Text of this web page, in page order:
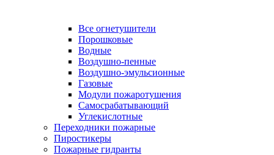
Все огнетушители
Порошковые
Водные
Воздушно-пенные
Воздушно-эмульсионные
Газовые
Модули пожаротушения
Самосрабатывающий
Углекислотные
Переходники пожарные
Пиростикеры
Пожарные гидранты